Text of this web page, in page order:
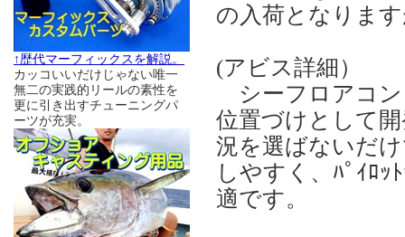
↑歴代マーフィックスを解説。
カッコいいだけじゃない唯一
無二の実践的リールの素性を
更に引き出すチューニングパ
ーツが充実。
の入荷となりま
(アビス詳細）
シーフロアコン
位置づけとして
況を選ばないだけ
しやすく、ﾊﾟｲﾛｯ
適です。